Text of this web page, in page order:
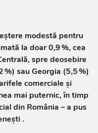
modestă pentru
la doar 0,9 %, cea
spre deosebire
%) sau Georgia (5,5 %)
comerciale și
mai puternic, în timp
din România – a pus
.